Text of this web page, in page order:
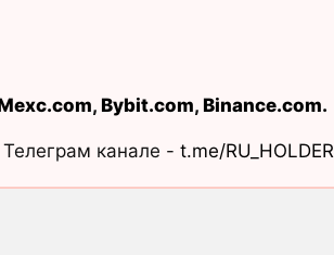
, Bybit.com, Binance.com.
канале - t.me/RU_HOLDER